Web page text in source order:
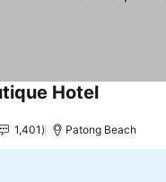
HotelLihat harga
1,401 Patong Beach